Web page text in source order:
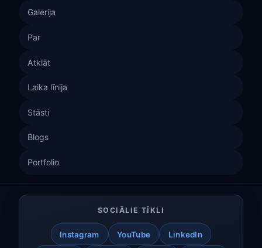
Galerija
Par
Atklāt
Laika līnija
Stāsti
Blogs
Portfolio
SOCIĀLIE TĪKLI
Instagram YouTube LinkedIn